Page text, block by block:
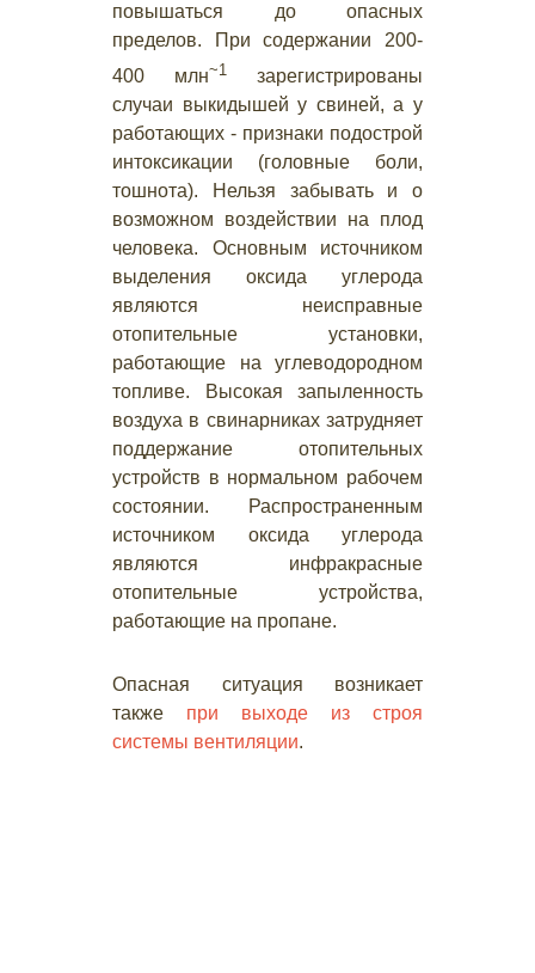
повышаться до опасных
пределов. При содержании 200-
400 млн~1
зарегистрированы
случаи выкидышей у свиней, а у
работающих - признаки подострой
интоксикации (головные боли,
тошнота). Нельзя забывать и о
возможном воздействии на плод
человека. Основным источником
выделения оксида углерода
являются неисправные
отопительные установки,
работающие на углеводородном
топливе. Высокая запыленность
воздуха в свинарниках затрудняет
поддержание отопительных
устройств в нормальном рабочем
состоянии. Распространенным
источником оксида углерода
являются инфракрасные
отопительные устройства,
работающие на пропане.
Опасная ситуация возникает
также при выходе из строя
системы вентиляции.